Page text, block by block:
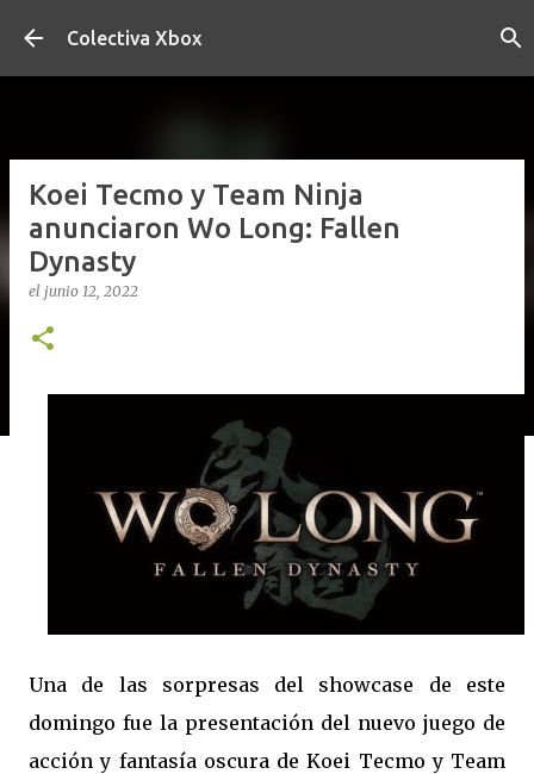
Ir al contenido principal
Colectiva Xbox
Koei Tecmo y Team Ninja
anunciaron Wo Long: Fallen
Dynasty
el junio 12, 2022
Una de las sorpresas del showcase de este
domingo fue la presentación del nuevo juego de
acción y fantasía oscura de Koei Tecmo y Team